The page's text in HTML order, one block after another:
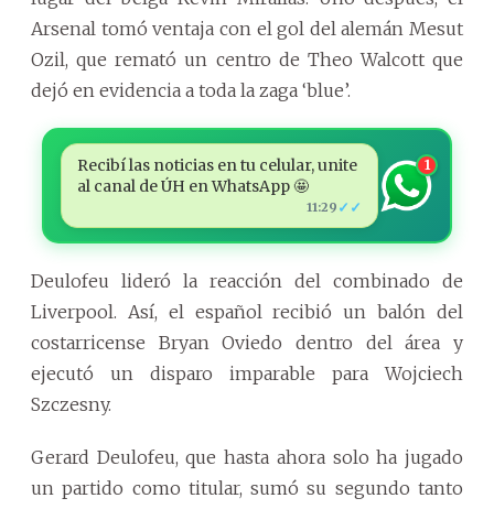
Arsenal tomó ventaja con el gol del alemán Mesut
Ozil, que remató un centro de Theo Walcott que
dejó en evidencia a toda la zaga ‘blue’.
Recibí las noticias en tu celular, unite
al canal de ÚH en WhatsApp 🤩
11:29 ✓✓
1
Deulofeu lideró la reacción del combinado de
Liverpool. Así, el español recibió un balón del
costarricense Bryan Oviedo dentro del área y
ejecutó un disparo imparable para Wojciech
Szczesny.
Gerard Deulofeu, que hasta ahora solo ha jugado
un partido como titular, sumó su segundo tanto